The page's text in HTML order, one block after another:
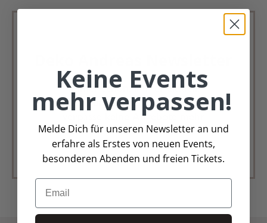
Immer schön, immer aktuell.
Trag Dich für unseren Newsletter ein &
verpasse keine Angebote mehr
Zur Newsletter Anmeldung
Keine Events
mehr verpassen!
Melde Dich für unseren Newsletter an und
erfahre als Erstes von neuen Events,
besonderen Abenden und freien Tickets.
Email